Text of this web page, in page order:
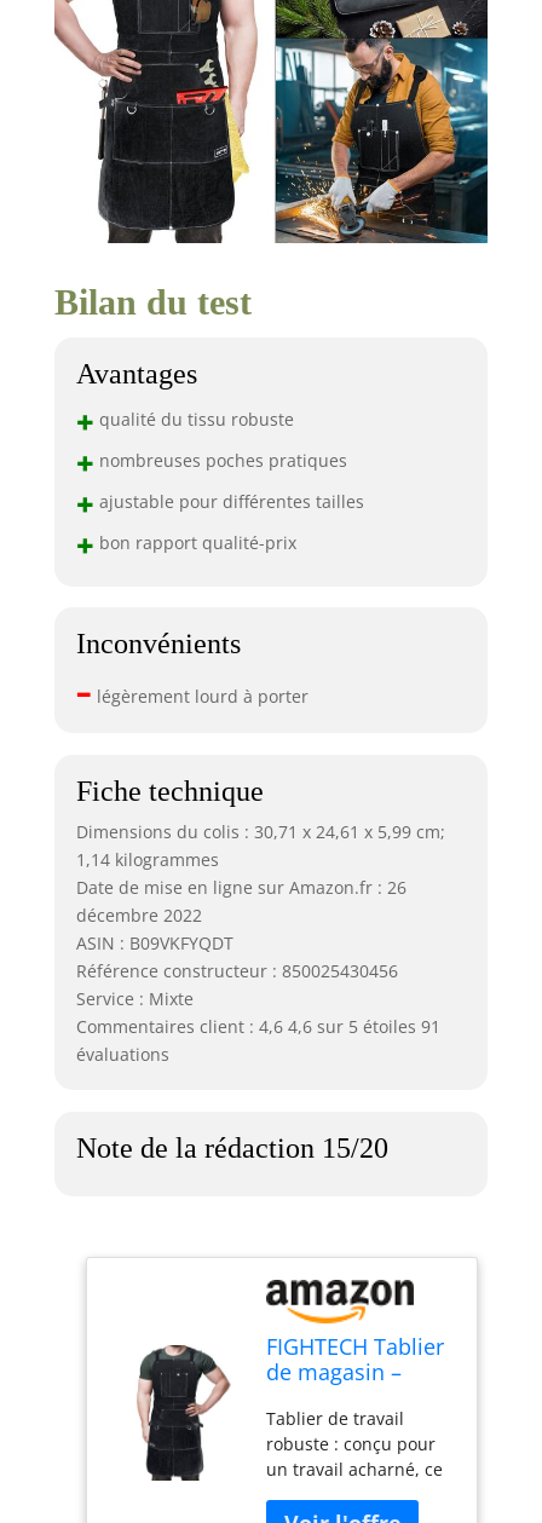
Bilan du test
Avantages
+ qualité du tissu robuste
+ nombreuses poches pratiques
+ ajustable pour différentes tailles
+ bon rapport qualité-prix
Inconvénients
– légèrement lourd à porter
Fiche technique
Dimensions du colis : 30,71 x 24,61 x 5,99 cm;
1,14 kilogrammes
Date de mise en ligne sur Amazon.fr : 26
décembre 2022
ASIN : B09VKFYQDT
Référence constructeur : 850025430456
Service : Mixte
Commentaires client : 4,6 4,6 sur 5 étoiles 91
évaluations
Note de la rédaction 15/20
FIGHTECH Tablier
de magasin –
du bois robuste
pour homme avec
poches à outils
pour menuisiers,
Tablier de travail
robuste : conçu pour
un travail acharné, ce
tablier en cuir